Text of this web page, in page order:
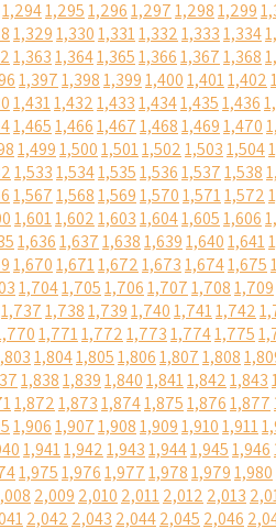
1,2941,2951,2961,2971,2981,299
1,3291,3301,3311,3321,3331,334
1,3631,3641,3651,3661,3671,368
1,3971,3981,3991,4001,4011,402
1,4311,4321,4331,4341,4351,436
1,4651,4661,4671,4681,4691,470
1,4991,5001,5011,5021,5031,504
1,5331,5341,5351,5361,5371,538
1,5671,5681,5691,5701,5711,572
1,6011,6021,6031,6041,6051,606
1,6361,6371,6381,6391,6401,641
1,6701,6711,6721,6731,6741,675
1,7041,7051,7061,7071,7081,709
1,7371,7381,7391,7401,7411,742
1,7711,7721,7731,7741,775
1,8041,8051,8061,8071,808
1,8381,8391,8401,8411,8421,843
1,8721,8731,8741,8751,8761,877
1,9061,9071,9081,9091,9101,911
1,9411,9421,9431,9441,9451,946
1,9751,9761,9771,9781,9791,980
2,009 2,010 2,0112,012 2,013
2,042 2,043 2,0442,045 2,046